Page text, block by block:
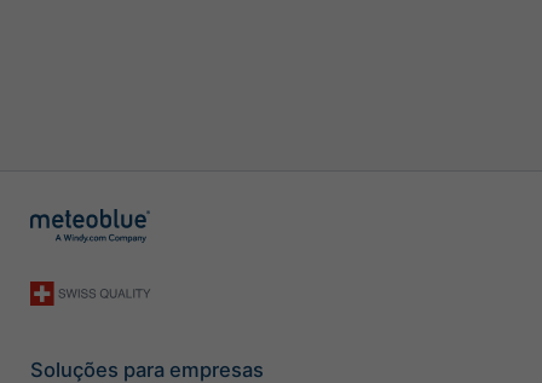
Soluções para empresas